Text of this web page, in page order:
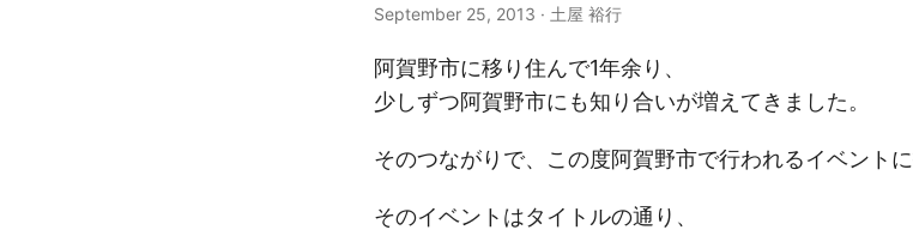
September 25, 2013 · 土屋 裕行
阿賀野市に移り住んで1年余り、
少しずつ阿賀野市にも知り合いが増えてきました。
そのつながりで、この度阿賀野市で行われるイベントに
そのイベントはタイトルの通り、